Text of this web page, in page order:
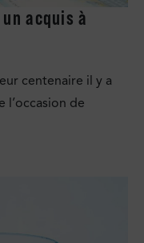
acquis à
centenaire il y a
l’occasion de